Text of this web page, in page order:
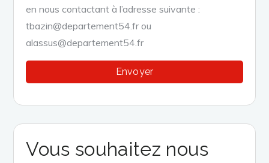
en nous contactant à l’adresse suivante :
tbazin@departement54.fr ou
alassus@departement54.fr
Vous souhaitez nous